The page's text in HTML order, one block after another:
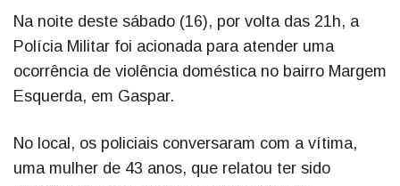
Na noite deste sábado (16), por volta das 21h, a
Polícia Militar foi acionada para atender uma
ocorrência de violência doméstica no bairro Margem
Esquerda, em Gaspar.
No local, os policiais conversaram com a vítima,
uma mulher de 43 anos, que relatou ter sido